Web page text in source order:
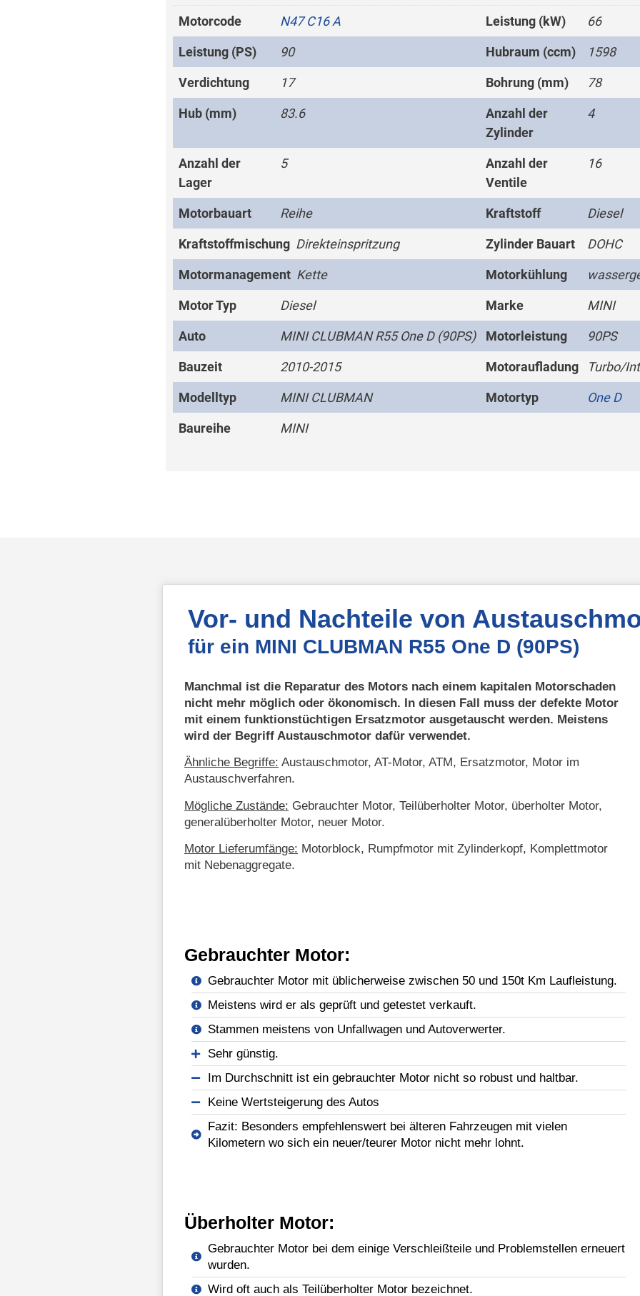
Motorcode N47 C16 A Leistung (kW) 66
Leistung (PS) 90 Hubraum (ccm) 1598
Verdichtung 17 Bohrung (mm) 78
Hub (mm) 83.6
Anzahl der
Zylinder
4
Anzahl der
Lager
5
Anzahl der
Ventile
16
Motorbauart Reihe Kraftstoff Diesel
Kraftstoffmischung Direkteinspritzung Zylinder Bauart DOHC
Motormanagement Kette Motorkühlung
Motor Typ Diesel Marke MINI
Auto MINI CLUBMAN R55 One D (90PS) Motorleistung 90PS
Bauzeit 2010-2015 Motoraufladung Turbo/
Modelltyp MINI CLUBMAN Motortyp One D
Baureihe MINI
Vor- und Nachteile von
für ein MINI CLUBMAN R55 One D (90PS)
Manchmal ist die Reparatur des Motors nach einem kapitalen Motorschaden
nicht mehr möglich oder ökonomisch. In diesen Fall muss der defekte Motor
mit einem funktionstüchtigen Ersatzmotor ausgetauscht werden. Meistens
wird der Begriff Austauschmotor dafür verwendet.
Ähnliche Begriffe: Austauschmotor, AT-Motor, ATM, Ersatzmotor, Motor im
Austauschverfahren.
Mögliche Zustände: Gebrauchter Motor, Teilüberholter Motor, überholter Motor,
generalüberholter Motor, neuer Motor.
Motor Lieferumfänge: Motorblock, Rumpfmotor mit Zylinderkopf, Komplettmotor
mit Nebenaggregate.
Gebrauchter Motor:
Gebrauchter Motor mit üblicherweise zwischen 50 und 150t Km Laufleistung.
Meistens wird er als geprüft und getestet verkauft.
Stammen meistens von Unfallwagen und Autoverwerter.
Sehr günstig.
Im Durchschnitt ist ein gebrauchter Motor nicht so robust und haltbar.
Keine Wertsteigerung des Autos
Fazit: Besonders empfehlenswert bei älteren Fahrzeugen mit vielen
Kilometern wo sich ein neuer/teurer Motor nicht mehr lohnt.
Überholter Motor:
Gebrauchter Motor bei dem einige Verschleißteile und Problemstellen erneuert
wurden.
Wird oft auch als Teilüberholter Motor bezeichnet.